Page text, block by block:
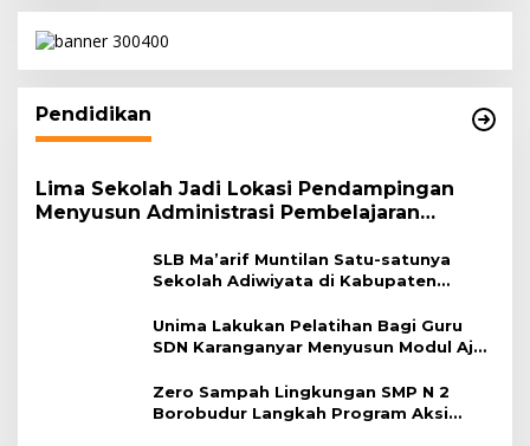
Pendidikan
Lima Sekolah Jadi Lokasi Pendampingan
Menyusun Administrasi Pembelajaran
SLB Ma’arif Muntilan Satu-satunya
Sekolah Adiwiyata di Kabupaten
Unima Lakukan Pelatihan Bagi Guru
SDN Karanganyar Menyusun Modul Ajar
Zero Sampah Lingkungan SMP N 2
Borobudur Langkah Program Aksi